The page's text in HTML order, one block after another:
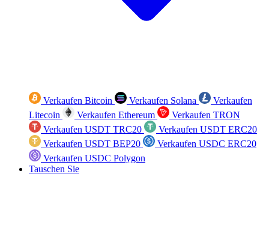
Verkaufen Bitcoin Verkaufen Solana
Verkaufen
Litecoin
Verkaufen Ethereum
Verkaufen TRON
Verkaufen USDT TRC20
Verkaufen USDT ERC20
Verkaufen USDT BEP20
Verkaufen USDC ERC20
Verkaufen USDC Polygon
Tauschen Sie